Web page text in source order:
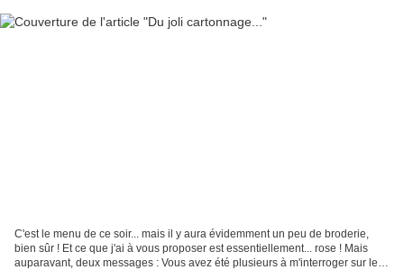
C'est le menu de ce soir... mais il y aura évidemment un peu de broderie,
bien sûr ! Et ce que j'ai à vous proposer est essentiellement... rose ! Mais
auparavant, deux messages : Vous avez été plusieurs à m'interroger sur le